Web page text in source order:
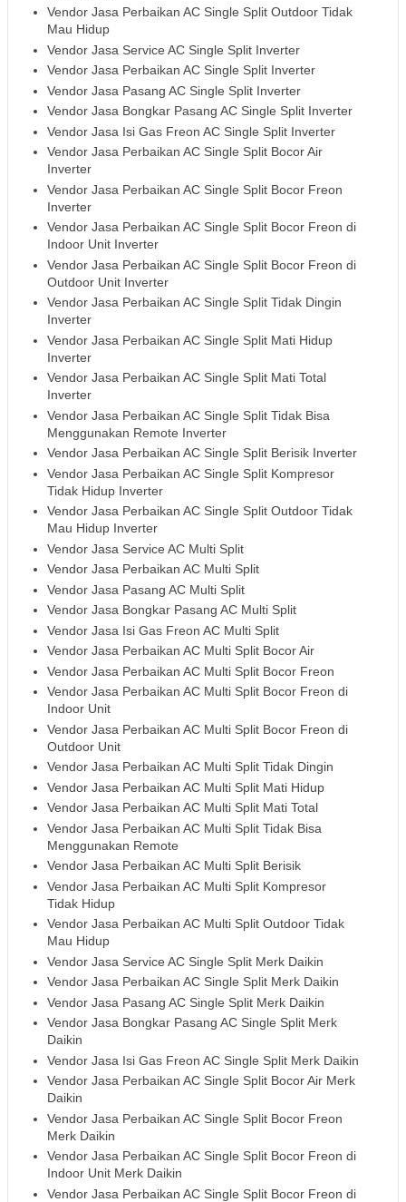
Vendor Jasa Perbaikan AC Single Split Outdoor Tidak
Mau Hidup
Vendor Jasa Service AC Single Split Inverter
Vendor Jasa Perbaikan AC Single Split Inverter
Vendor Jasa Pasang AC Single Split Inverter
Vendor Jasa Bongkar Pasang AC Single Split Inverter
Vendor Jasa Isi Gas Freon AC Single Split Inverter
Vendor Jasa Perbaikan AC Single Split Bocor Air
Inverter
Vendor Jasa Perbaikan AC Single Split Bocor Freon
Inverter
Vendor Jasa Perbaikan AC Single Split Bocor Freon di
Indoor Unit Inverter
Vendor Jasa Perbaikan AC Single Split Bocor Freon di
Outdoor Unit Inverter
Vendor Jasa Perbaikan AC Single Split Tidak Dingin
Inverter
Vendor Jasa Perbaikan AC Single Split Mati Hidup
Inverter
Vendor Jasa Perbaikan AC Single Split Mati Total
Inverter
Vendor Jasa Perbaikan AC Single Split Tidak Bisa
Menggunakan Remote Inverter
Vendor Jasa Perbaikan AC Single Split Berisik Inverter
Vendor Jasa Perbaikan AC Single Split Kompresor
Tidak Hidup Inverter
Vendor Jasa Perbaikan AC Single Split Outdoor Tidak
Mau Hidup Inverter
Vendor Jasa Service AC Multi Split
Vendor Jasa Perbaikan AC Multi Split
Vendor Jasa Pasang AC Multi Split
Vendor Jasa Bongkar Pasang AC Multi Split
Vendor Jasa Isi Gas Freon AC Multi Split
Vendor Jasa Perbaikan AC Multi Split Bocor Air
Vendor Jasa Perbaikan AC Multi Split Bocor Freon
Vendor Jasa Perbaikan AC Multi Split Bocor Freon di
Indoor Unit
Vendor Jasa Perbaikan AC Multi Split Bocor Freon di
Outdoor Unit
Vendor Jasa Perbaikan AC Multi Split Tidak Dingin
Vendor Jasa Perbaikan AC Multi Split Mati Hidup
Vendor Jasa Perbaikan AC Multi Split Mati Total
Vendor Jasa Perbaikan AC Multi Split Tidak Bisa
Menggunakan Remote
Vendor Jasa Perbaikan AC Multi Split Berisik
Vendor Jasa Perbaikan AC Multi Split Kompresor
Tidak Hidup
Vendor Jasa Perbaikan AC Multi Split Outdoor Tidak
Mau Hidup
Vendor Jasa Service AC Single Split Merk Daikin
Vendor Jasa Perbaikan AC Single Split Merk Daikin
Vendor Jasa Pasang AC Single Split Merk Daikin
Vendor Jasa Bongkar Pasang AC Single Split Merk
Daikin
Vendor Jasa Isi Gas Freon AC Single Split Merk Daikin
Vendor Jasa Perbaikan AC Single Split Bocor Air Merk
Daikin
Vendor Jasa Perbaikan AC Single Split Bocor Freon
Merk Daikin
Vendor Jasa Perbaikan AC Single Split Bocor Freon di
Indoor Unit Merk Daikin
Vendor Jasa Perbaikan AC Single Split Bocor Freon di